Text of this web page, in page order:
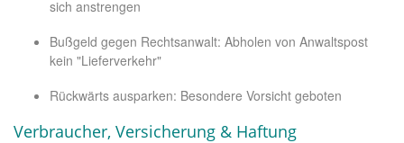
sich anstrengen
Bußgeld gegen Rechtsanwalt: Abholen von Anwaltspost
kein "Lieferverkehr"
Rückwärts ausparken: Besondere Vorsicht geboten
Verbraucher, Versicherung & Haftung